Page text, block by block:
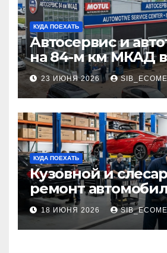
КУДА ПОЕХАТЬ
Автосервис и
на 84-м км МКАД
описание услуг
работы
23 ИЮНЯ 2026
КУДА ПОЕХАТЬ
Кузовной и
ремонт
наличие
запчастей
и сроки
18 ИЮНЯ 2026